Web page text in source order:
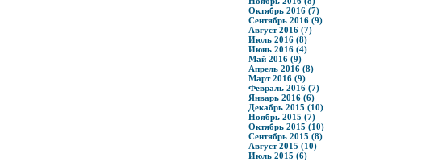
Октябрь 2016 (7)
Сентябрь 2016 (9)
Август 2016 (7)
Июль 2016 (8)
Июнь 2016 (4)
Май 2016 (9)
Апрель 2016 (8)
Март 2016 (9)
Февраль 2016 (7)
Январь 2016 (6)
Декабрь 2015 (10)
Ноябрь 2015 (7)
Октябрь 2015 (10)
Сентябрь 2015 (8)
Август 2015 (10)
Июль 2015 (6)